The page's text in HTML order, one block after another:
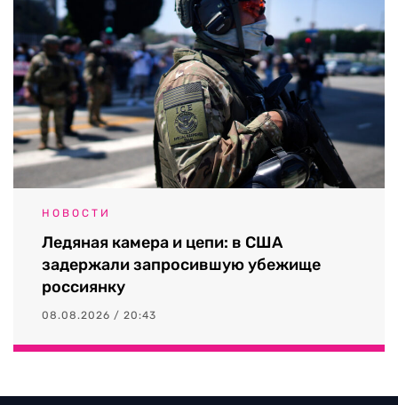
НОВОСТИ
Ледяная камера и цепи: в США
задержали запросившую убежище
россиянку
08.08.2026 / 20:43